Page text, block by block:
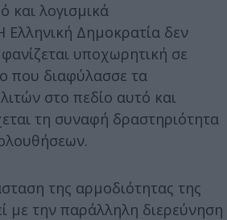
και λογισμικά
Δημοκρατία δεν
υποχωρητική σε
που διαφύλασσε τα
στο πεδίο αυτό και
τη συναφή δραστηριότητα
της αρμοδιότητας της
με την παράλληλη διερεύνηση